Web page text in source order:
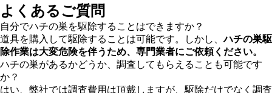
よくあるご質問
自分でハチの巣を駆除することはできますか？
道具を購入して駆除することは可能です。しかし、ハチの巣駆
除作業は大変危険を伴うため、専門業者にご依頼ください。
ハチの巣があるかどうか、調査してもらえることも可能です
か？
はい、弊社では調査費用は頂戴しますが、駆除だけでなく調査